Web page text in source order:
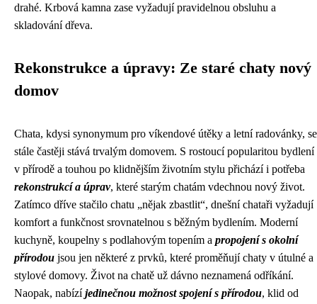
drahé. Krbová kamna zase vyžadují pravidelnou obsluhu a
skladování dřeva.
Rekonstrukce a úpravy: Ze staré chaty nový
domov
Chata, kdysi synonymum pro víkendové útěky a letní radovánky, se
stále častěji stává trvalým domovem. S rostoucí popularitou bydlení
v přírodě a touhou po klidnějším životním stylu přichází i potřeba
rekonstrukcí a úprav, které starým chatám vdechnou nový život.
Zatímco dříve stačilo chatu „nějak zbastlit“, dnešní chataři vyžadují
komfort a funkčnost srovnatelnou s běžným bydlením. Moderní
kuchyně, koupelny s podlahovým topením a propojení s okolní
přírodou jsou jen některé z prvků, které proměňují chaty v útulné a
stylové domovy. Život na chatě už dávno neznamená odříkání.
Naopak, nabízíjedinečnou možnost spojení s přírodou, klid od